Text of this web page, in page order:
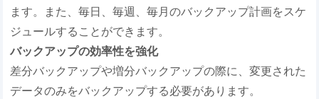
ます。また、毎日、毎週、毎月のバックアップ計画をスケ
ジュールすることができます。
バックアップの効率性を強化
差分バックアップや増分バックアップの際に、変更された
データのみをバックアップする必要があります。